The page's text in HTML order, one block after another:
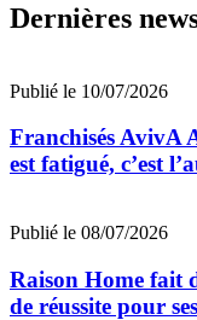
Dernières
Publié le 10/07/2026
Franchisés AvivA
est fatigué, c’est
Publié le 08/07/2026
Raison Home fait
de réussite pour